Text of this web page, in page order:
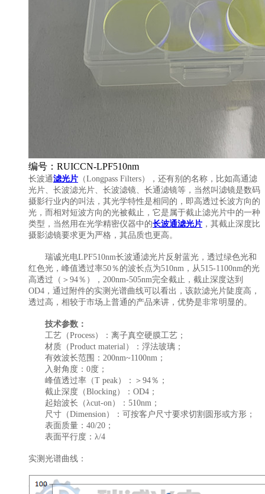
编号：RUICCN-LPF510nm
长波通滤光片 （Longpass Filters），还有别的名称，比如高通滤
光片、长波滤光片、长波滤镜、长通滤镜等，当然叫滤镜是数码
摄影行业内的叫法，其光学特性是相同的，即高透过长波方向的
光，而相对短波方向的光被截止，它是属于截止滤光片中的一种
类型，当然用在光学精密仪器中的长波通滤光片 ，其截止深度比
摄影滤镜要求更为严格，其品质也更高。
瑞诚光电LPF510nm长波通滤光片反射蓝光，透过绿色光和
红色光，峰值透过率50％的波长点为510nm，从515-1100nm的光
高透过（＞94％），200nm-505nm完全截止，截止深度达到
OD4，通过附件的实测光谱曲线可以看出，该款滤光片陡度高，
透过高，相较于市场上普通的产品来讲，优势是非常明显的。
技术参数：
工艺（Process）：离子真空硬膜工艺；
材质（Product material）：浮法玻璃；
有效波长范围：200nm~1100nm；
入射角度：0度；
峰值透过率（T peak）：＞94％；
截止深度（Blocking）：OD4；
起始波长（λcut-on）：510nm；
尺寸（Dimension）：可按客户尺寸要求切割圆形或方形；
表面质量：40/20；
表面平行度：λ/4
实测光谱曲线：